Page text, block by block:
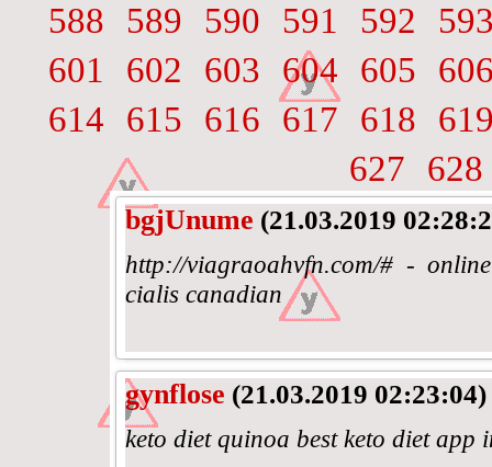
588
589 590 591 592
601
602 603 604 605
614
615 616 617 618
627
628
bgjUnume (21.03.2019
http://viagraoahvfn.com/# -
cialis canadian
gynflose (21.03.2019 02:23:04)
keto diet quinoa best keto diet app